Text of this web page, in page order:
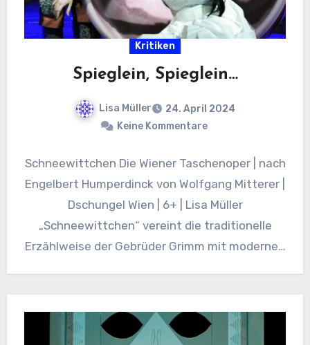
Kritiken
Spieglein, Spieglein…
Lisa Müller
24. April 2024
Keine Kommentare
Schneewittchen Die Wiener Taschenoper | nach
Engelbert Humperdinck von Wolfgang Mitterer |
Dschungel Wien | 6+ | Lisa Müller
„Schneewittchen“ vereint die traditionelle
Erzählweise der Gebrüder Grimm mit modernen